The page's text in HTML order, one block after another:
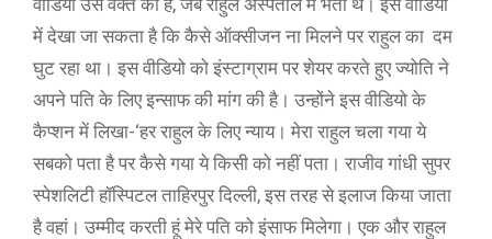
वीडियो उस वक्त का है, जब राहुल अस्पताल में भर्ती थे। इस वीडियो
में देखा जा सकता है कि कैसे ऑक्सीजन ना मिलने पर राहुल का दम
घुट रहा था। इस वीडियो को इंस्टाग्राम पर शेयर करते हुए ज्योति ने
अपने पति के लिए इन्साफ की मांग की है। उन्होंने इस वीडियो के
कैप्शन में लिखा-‘हर राहुल के लिए न्याय। मेरा राहुल चला गया ये
सबको पता है पर कैसे गया ये किसी को नहीं पता। राजीव गांधी सुपर
स्पेशलिटी हॉस्पिटल ताहिरपुर दिल्ली, इस तरह से इलाज किया जाता
है वहां। उम्मीद करती हूं मेरे पति को इंसाफ मिलेगा। एक और राहुल